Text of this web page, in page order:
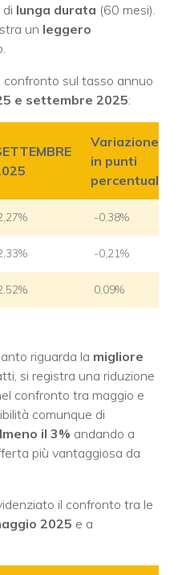
lunga durata (60 mesi).
un leggero
confronto sul tasso annuo
e settembre 2025:
Variazione
in punti
percentuali
-0,38%
-0,21%
0,09%
riguarda la migliore
si registra una riduzione
confronto tra maggio e
comunque di
il 3% andando a
più vantaggiosa da
il confronto tra le
2025 e a